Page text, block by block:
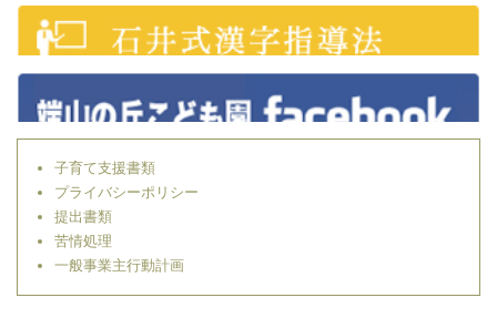
子育て支援書類
プライバシーポリシー
提出書類
苦情処理
一般事業主行動計画